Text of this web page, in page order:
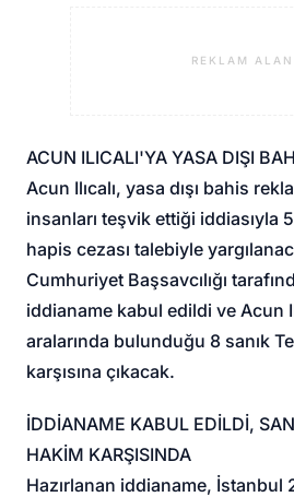
REKLAM
ACUN ILICALI'YA YASA DIŞI
Acun Ilıcalı, yasa dışı bahis
insanları teşvik ettiği iddiasıyla
hapis cezası talebiyle
Cumhuriyet Başsavcılığı
iddianame kabul edildi ve Acun
aralarında bulunduğu 8 sanık
karşısına çıkacak.
İDDİANAME KABUL EDİLDİ,
HAKİM KARŞISINDA
Hazırlanan iddianame, İstanbul